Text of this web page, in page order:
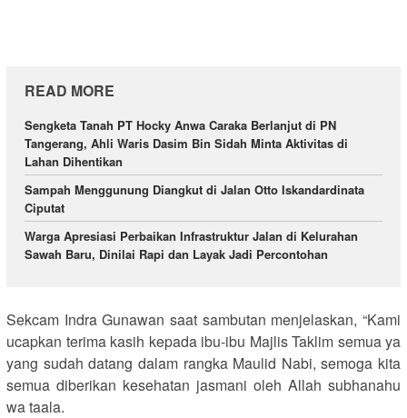
READ MORE
Sengketa Tanah PT Hocky Anwa Caraka Berlanjut di PN
Tangerang, Ahli Waris Dasim Bin Sidah Minta Aktivitas di
Lahan Dihentikan
Sampah Menggunung Diangkut di Jalan Otto Iskandardinata
Ciputat
Warga Apresiasi Perbaikan Infrastruktur Jalan di Kelurahan
Sawah Baru, Dinilai Rapi dan Layak Jadi Percontohan
Sekcam Indra Gunawan saat sambutan menjelaskan, “Kami
ucapkan terima kasih kepada ibu-ibu Majlis Taklim semua ya
yang sudah datang dalam rangka Maulid Nabi, semoga kita
semua diberikan kesehatan jasmani oleh Allah subhanahu
wa taala.